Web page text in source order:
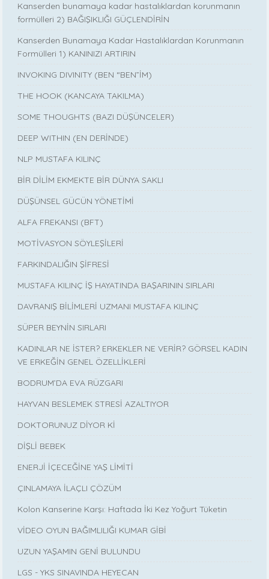
Kanserden bunamaya kadar hastalıklardan korunmanın
formülleri 2) BAĞIŞIKLIĞI GÜÇLENDİRİN
Kanserden Bunamaya Kadar Hastalıklardan Korunmanın
Formülleri 1) KANINIZI ARTIRIN
INVOKING DIVINITY (BEN “BEN”İM)
THE HOOK (KANCAYA TAKILMA)
SOME THOUGHTS (BAZI DÜŞÜNCELER)
DEEP WITHIN (EN DERİNDE)
NLP MUSTAFA KILINÇ
BİR DİLİM EKMEKTE BİR DÜNYA SAKLI
DÜŞÜNSEL GÜCÜN YÖNETİMİ
ALFA FREKANSI (BFT)
MOTİVASYON SÖYLEŞİLERİ
FARKINDALIĞIN ŞİFRESİ
MUSTAFA KILINÇ İŞ HAYATINDA BAŞARININ SIRLARI
DAVRANIŞ BİLİMLERİ UZMANI MUSTAFA KILINÇ
SÜPER BEYNİN SIRLARI
KADINLAR NE İSTER? ERKEKLER NE VERİR? GÖRSEL KADIN
VE ERKEĞİN GENEL ÖZELLİKLERİ
BODRUM’DA EVA RÜZGARI
HAYVAN BESLEMEK STRESİ AZALTIYOR
DOKTORUNUZ DİYOR Kİ
DİŞLİ BEBEK
ENERJİ İÇECEĞİNE YAŞ LİMİTİ
ÇINLAMAYA İLAÇLI ÇÖZÜM
Kolon Kanserine Karşı: Haftada İki Kez Yoğurt Tüketin
VİDEO OYUN BAĞIMLILIĞI KUMAR GİBİ
UZUN YAŞAMIN GENİ BULUNDU
LGS - YKS SINAVINDA HEYECAN